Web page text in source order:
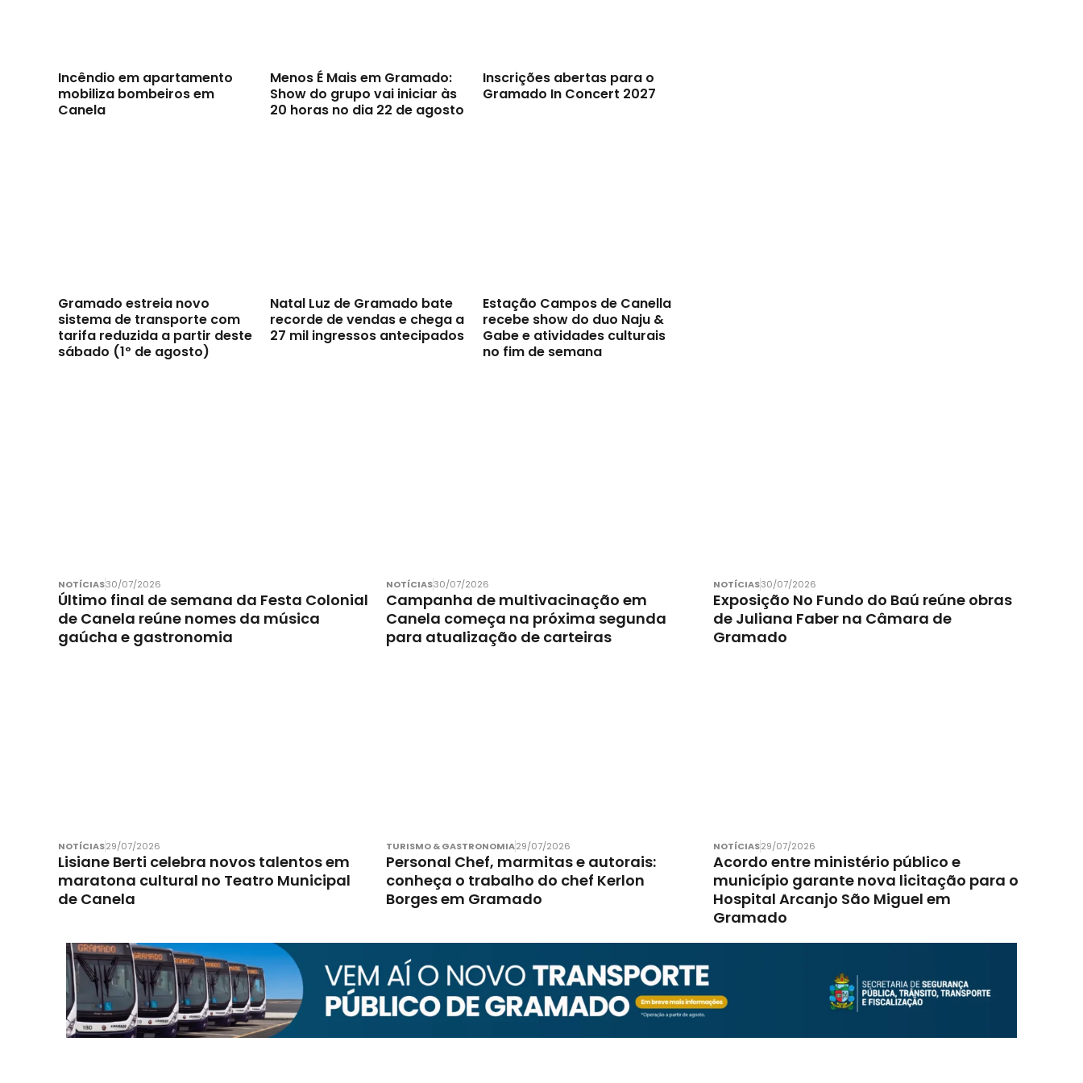
Incêndio em apartamento
mobiliza bombeiros em
Canela
Menos É Mais em Gramado:
Show do grupo vai iniciar às
20 horas no dia 22 de agosto
Inscrições abertas para o
Gramado In Concert 2027
Gramado estreia novo
sistema de transporte com
tarifa reduzida a partir deste
sábado (1º de agosto)
Natal Luz de Gramado bate
recorde de vendas e chega a
27 mil ingressos antecipados
Estação Campos de Canella
recebe show do duo Naju &
Gabe e atividades culturais
no fim de semana
NOTÍCIAS30/07/2026
Último final de semana da Festa Colonial
de Canela reúne nomes da música
gaúcha e gastronomia
NOTÍCIAS30/07/2026
Campanha de multivacinação em
Canela começa na próxima segunda
para atualização de carteiras
NOTÍCIAS30/07/2026
Exposição No Fundo do Baú reúne obras
de Juliana Faber na Câmara de
Gramado
NOTÍCIAS29/07/2026
Lisiane Berti celebra novos talentos em
maratona cultural no Teatro Municipal
de Canela
TURISMO & GASTRONOMIA29/07/2026
Personal Chef, marmitas e autorais:
conheça o trabalho do chef Kerlon
Borges em Gramado
NOTÍCIAS29/07/2026
Acordo entre ministério público e
município garante nova licitação para o
Hospital Arcanjo São Miguel em
Gramado